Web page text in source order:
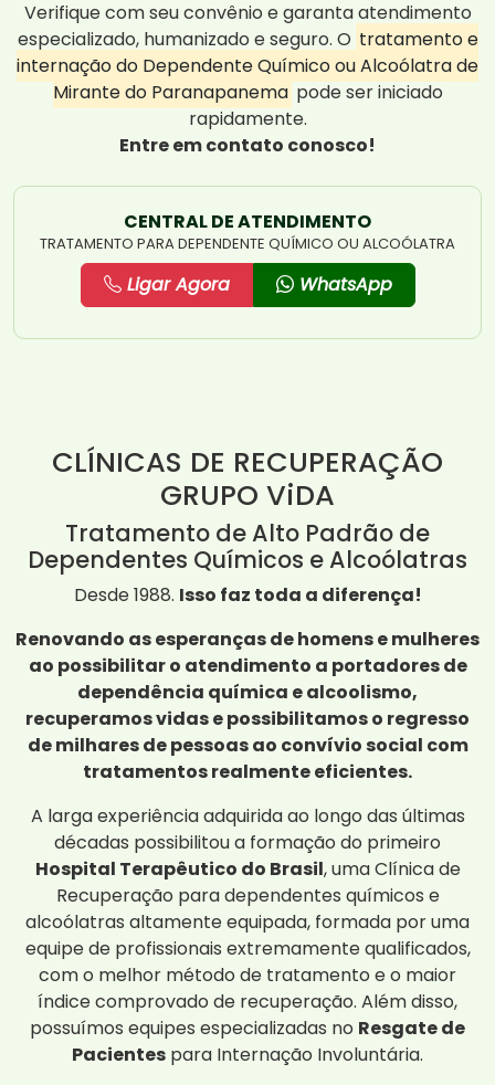
Verifique com seu convênio e garanta atendimento
especializado, humanizado e seguro. O tratamento e
internação do Dependente Químico ou Alcoólatra de
Mirante do Paranapanema pode ser iniciado
rapidamente.
Entre em contato conosco!
CENTRAL DE ATENDIMENTO
TRATAMENTO PARA DEPENDENTE QUÍMICO OU ALCOÓLATRA
Ligar Agora WhatsApp
CLÍNICAS DE RECUPERAÇÃO
GRUPO ViDA
Tratamento de Alto Padrão de
Dependentes Químicos e Alcoólatras
Desde 1988. Isso faz toda a diferença!
Renovando as esperanças de homens e mulheres
ao possibilitar o atendimento a portadores de
dependência química e alcoolismo,
recuperamos vidas e possibilitamos o regresso
de milhares de pessoas ao convívio social com
tratamentos realmente eficientes.
A larga experiência adquirida ao longo das últimas
décadas possibilitou a formação do primeiro
Hospital Terapêutico do Brasil, uma Clínica de
Recuperação para dependentes químicos e
alcoólatras altamente equipada, formada por uma
equipe de profissionais extremamente qualificados,
com o melhor método de tratamento e o maior
índice comprovado de recuperação. Além disso,
possuímos equipes especializadas no Resgate de
Pacientes para Internação Involuntária.